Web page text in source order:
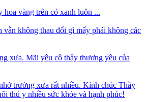
vàng trên cỏ xanh luôn ...
vẫn không thau đổi gì mấy phải không các
xưa. Mãi yêu cô thầy thương yêu của
trường xưa rất nhiều. Kính chúc Thầy
thú y nhiều sức khỏe và hạnh phúc!